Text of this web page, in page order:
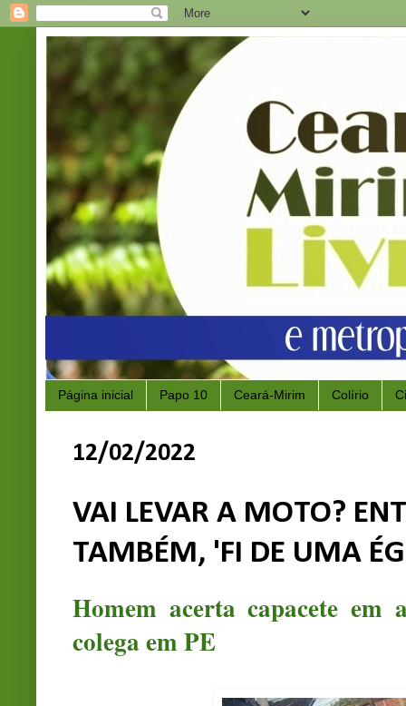
Página inicial Papo 10 Ceará-Mirim Colírio
12/02/2022
VAI LEVAR A MOTO?
TAMBÉM, 'FI DE UMA
Homem acerta capacete em
colega em PE